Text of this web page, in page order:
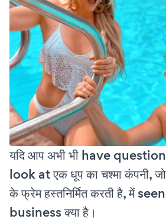
यदि आप अभी भी have
look at एक धूप का चश्मा कंपनी,
के फ्रेम हस्तनिर्मित करती है, में
business क्या है।